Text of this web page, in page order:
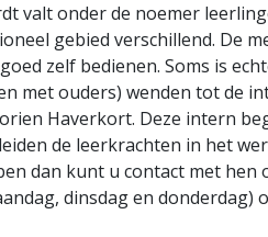
valt onder de noemer
gebied verschillend. De
zelf bedienen. Soms is
met ouders) wenden tot de
Haverkort. Deze intern
de leerkrachten in het
dan kunt u contact met hen
dinsdag en donderdag)